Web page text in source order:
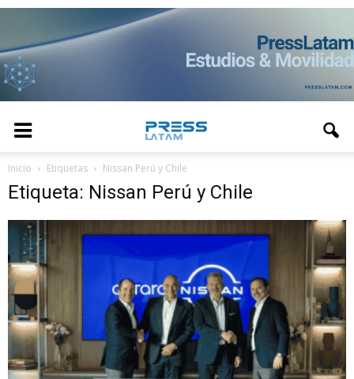
Inicio Etiquetas Nissan Perú y Chile
Etiqueta: Nissan Perú y Chile